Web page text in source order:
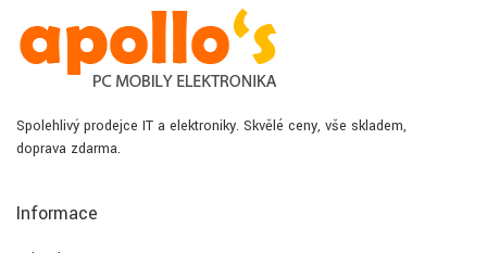
Spolehlivý prodejce IT a elektroniky. Skvělé ceny, vše skladem,
doprava zdarma.
Informace